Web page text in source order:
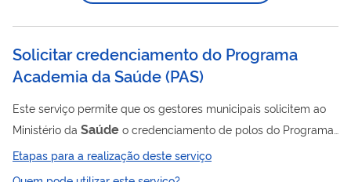
integrar oficialmente o PSE, possibilitando a implementação de
Solicitar credenciamento do Programa
Academia da Saúde(PAS)
Este serviço permite que os gestores municipais solicitem ao
Ministério da Saúde o credenciamento de polos do Programa
Academia da Saúde(PAS). O credenciamento possibilita a
Etapas para a realização deste serviço